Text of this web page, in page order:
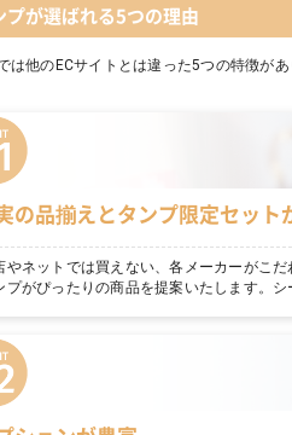
プが選ばれる5つの理由
は他のECサイトとは違った5つの特徴が
の品揃えとタンプ限定セット
やネットでは買えない、各メーカーがこ
プがぴったりの商品を提案いたします。